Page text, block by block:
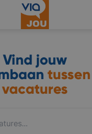
Vind jouw
tussen
vacatures